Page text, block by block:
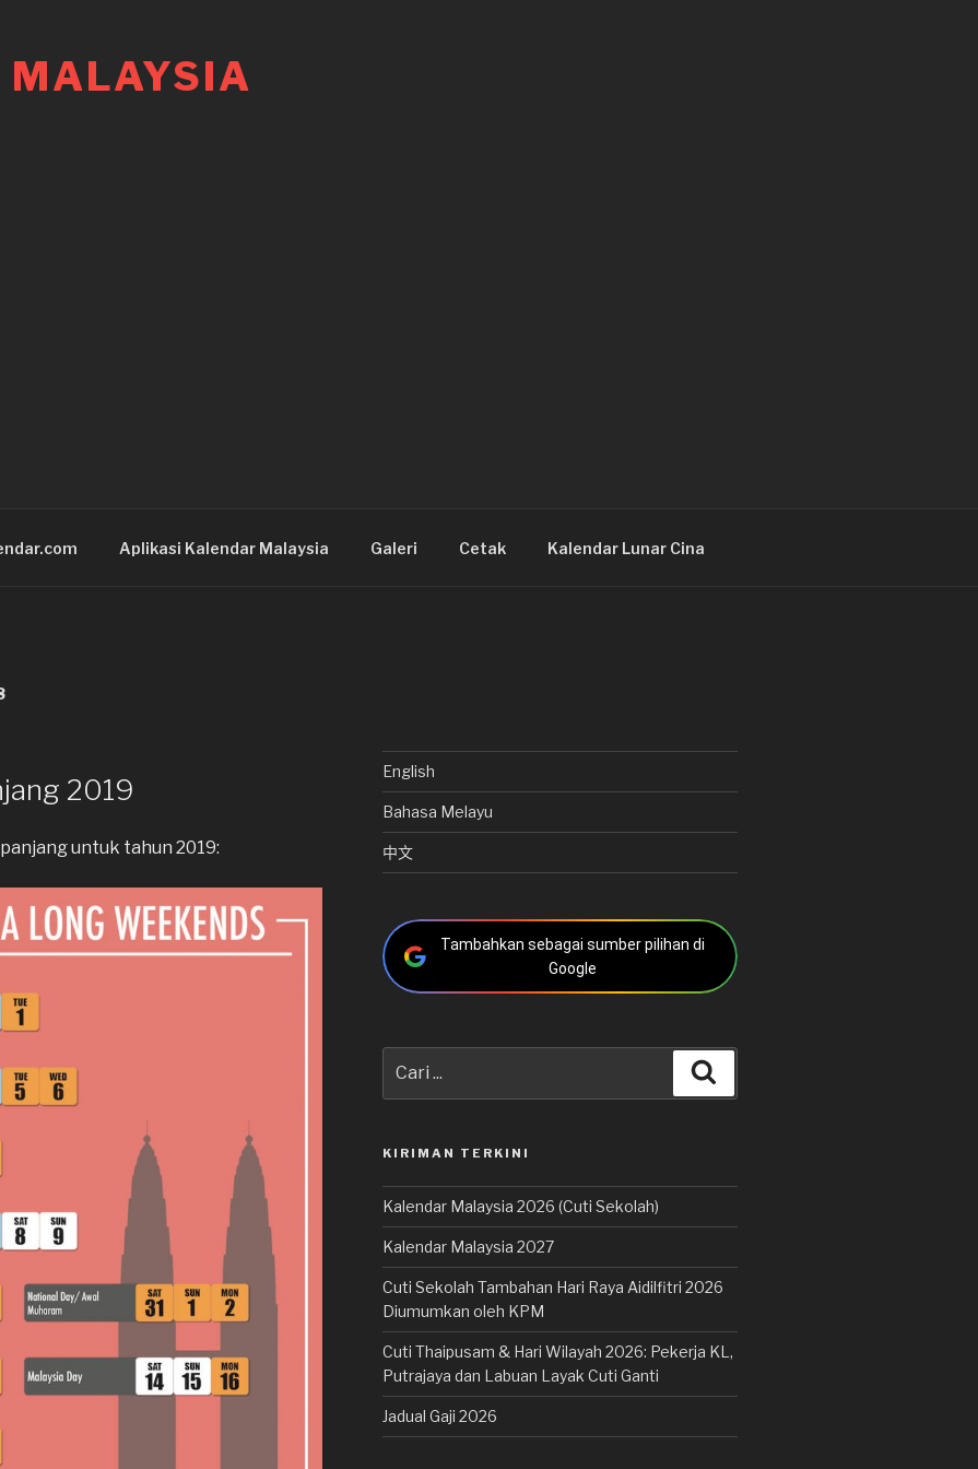
MALAYSIA
Aplikasi Kalendar Malaysia Galeri Cetak Kalendar Lunar Cina
2019
untuk tahun 2019:
English
Bahasa Melayu
中文
Tambahkan sebagai sumber pilihan di
Google
untuk:
KIRIMAN TERKINI
Kalendar Malaysia 2026 (Cuti Sekolah)
Kalendar Malaysia 2027
Cuti Sekolah Tambahan Hari Raya Aidilfitri 2026
Diumumkan oleh KPM
Cuti Thaipusam & Hari Wilayah 2026: Pekerja KL,
Putrajaya dan Labuan Layak Cuti Ganti
Jadual Gaji 2026